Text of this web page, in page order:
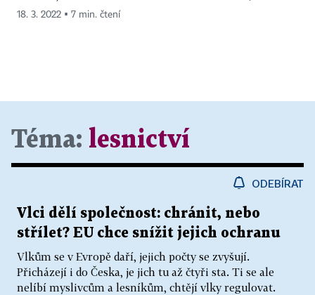
18. 3. 2022 ▪ 7 min. čtení
Téma: lesnictví
ODEBÍRAT
Vlci dělí společnost: chránit, nebo
střílet? EU chce snížit jejich ochranu
Vlkům se v Evropě daří, jejich počty se zvyšují.
Přicházejí i do Česka, je jich tu až čtyři sta. Ti se ale
nelíbí myslivcům a lesníkům, chtějí vlky regulovat.